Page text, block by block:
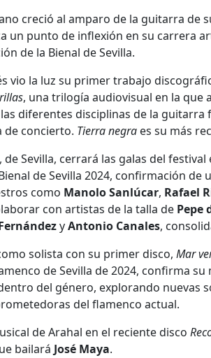
creció al amparo de la guitarra de
un punto de inflexión en su carrera
de la Bienal de Sevilla.
vio la luz su primer trabajo
, una trilogía audiovisual en la
diferentes disciplinas de la
de concierto. Tierra negra es su más
, de Sevilla, cerrará las galas del
de Sevilla 2024, confirmación
como Manolo Sanlúcar, Rafael
con artistas de la talla de Pepe
yAntonio Canales,
solista con su primer disco, Mar
de Sevilla de 2024, confirma
del género, explorando nuevas
del flamenco actual.
de Arahal en el reciente disco
bailará José Maya.